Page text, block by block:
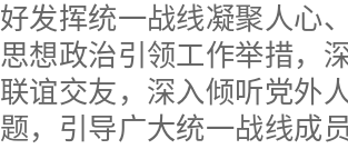
好发挥统一战线凝聚人心
思想政治引领工作举措，
联谊交友，深入倾听党外
题，引导广大统一战线成